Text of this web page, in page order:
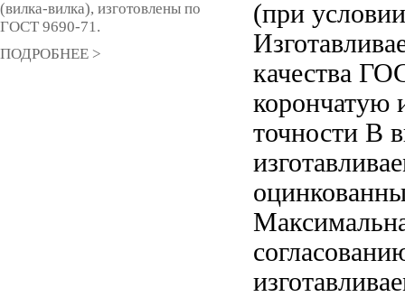
(при
качества
корончатую
точности В
(вилка-вилка), изготовлены по
ГОСТ 9690-71.
ПОДРОБНЕЕ >